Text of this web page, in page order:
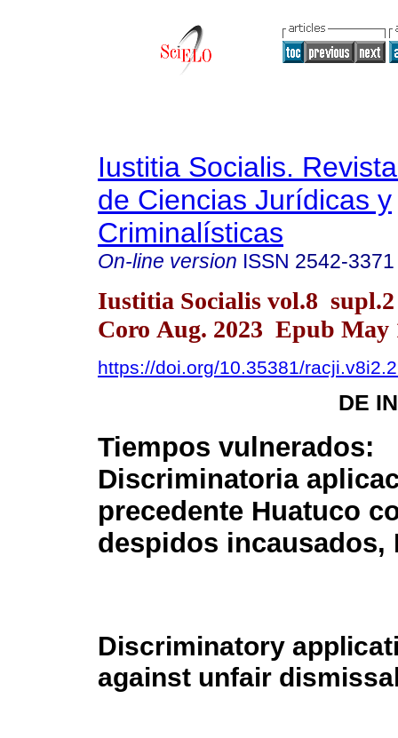
Iustitia Socialis.
de Ciencias Jurídicas y
Criminalísticas
On-line version ISSN 2542-3371
Iustitia Socialis vol.8 supl.2
Coro Aug. 2023 Epub May
https://doi.org/10.35381/
DE
Tiempos vulnerados:
Discriminatoria
precedente Huatuco
despidos incausados,
Discriminatory
against unfair